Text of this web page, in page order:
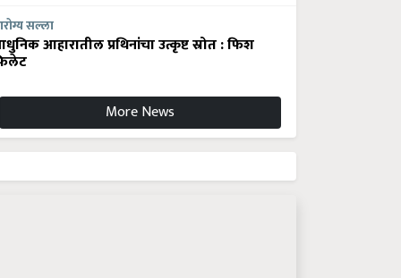
सल्ला
आहारातील प्रथिनांचा उत्कृष्ट स्रोत : फिश
More News